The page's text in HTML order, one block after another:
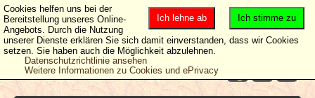
Ich stimme zu
Ich lehne ab
Cookies helfen uns bei der
Bereitstellung unseres Online-
Angebots. Durch die Nutzung
unserer Dienste erklären Sie sich damit einverstanden, dass wir Cookies
setzen. Sie haben auch die Möglichkeit abzulehnen.
Datenschutzrichtlinie ansehen
Weitere Informationen zu Cookies und ePrivacy